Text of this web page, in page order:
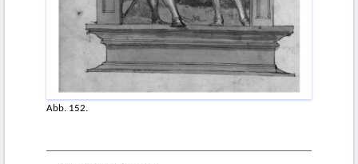
Abb. 152.